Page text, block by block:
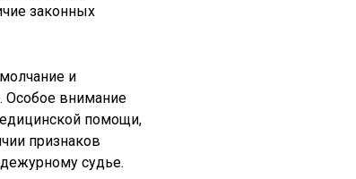
законных
и
Особое внимание
помощи,
признаков
судье.